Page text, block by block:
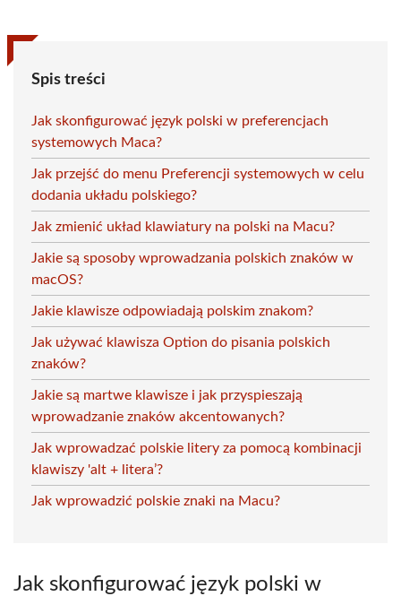
Spis treści
Jak skonfigurować język polski w preferencjach
systemowych Maca?
Jak przejść do menu Preferencji systemowych w celu
dodania układu polskiego?
Jak zmienić układ klawiatury na polski na Macu?
Jakie są sposoby wprowadzania polskich znaków w
macOS?
Jakie klawisze odpowiadają polskim znakom?
Jak używać klawisza Option do pisania polskich
znaków?
Jakie są martwe klawisze i jak przyspieszają
wprowadzanie znaków akcentowanych?
Jak wprowadzać polskie litery za pomocą kombinacji
klawiszy 'alt + litera’?
Jak wprowadzić polskie znaki na Macu?
Jak skonfigurować język polski w